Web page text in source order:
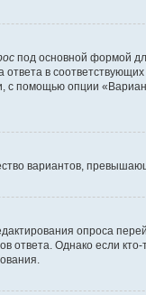
под основной формой
в
с помощью опции
вариантов,
опроса
ответа. Однако если